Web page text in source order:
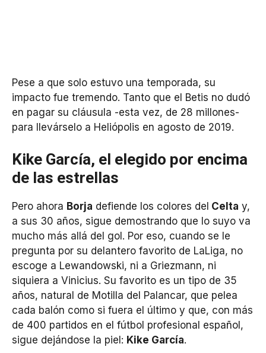
Pese a que solo estuvo una temporada, su
impacto fue tremendo. Tanto que el Betis no dudó
en pagar su cláusula -esta vez, de 28 millones-
para llevárselo a Heliópolis en agosto de 2019.
Kike García, el elegido por encima
de las estrellas
Pero ahora Borja defiende los colores del Celta y,
a sus 30 años, sigue demostrando que lo suyo va
mucho más allá del gol. Por eso, cuando se le
pregunta por su delantero favorito de LaLiga, no
escoge a Lewandowski, ni a Griezmann, ni
siquiera a Vinicius. Su favorito es un tipo de 35
años, natural de Motilla del Palancar, que pelea
cada balón como si fuera el último y que, con más
de 400 partidos en el fútbol profesional español,
sigue dejándose la piel: Kike García.